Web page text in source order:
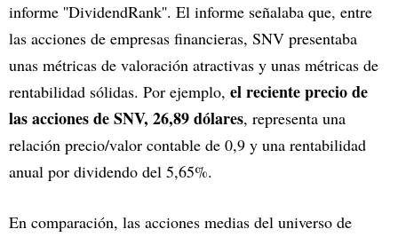
informe ''DividendRank''. El informe señalaba que, entre
las acciones de empresas financieras, SNV presentaba
unas métricas de valoración atractivas y unas métricas de
rentabilidad sólidas. Por ejemplo, el reciente precio de
las acciones de SNV, 26,89 dólares, representa una
relación precio/valor contable de 0,9 y una rentabilidad
anual por dividendo del 5,65%.
En comparación, las acciones medias del universo de